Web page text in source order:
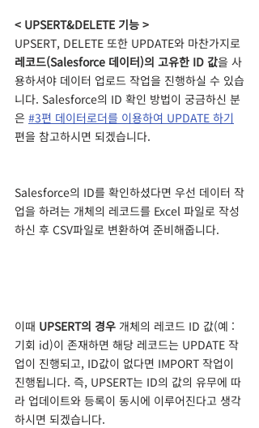
< UPSERT&DELETE 기능 >
UPSERT, DELETE 또한 UPDATE와 마찬가지로
레코드(Salesforce 데이터)의 고유한 ID 값을 사
용하셔야 데이터 업로드 작업을 진행하실 수 있습
니다. Salesforce의 ID 확인 방법이 궁금하신 분
은 #3편 데이터로더를 이용하여 UPDATE 하기
편을 참고하시면 되겠습니다.
Salesforce의 ID를 확인하셨다면 우선 데이터 작
업을 하려는 개체의 레코드를 Excel 파일로 작성
하신 후 CSV파일로 변환하여 준비해줍니다.
이때 UPSERT의 경우 개체의 레코드 ID 값(예 :
기회 id)이 존재하면 해당 레코드는 UPDATE 작
업이 진행되고, ID값이 없다면 IMPORT 작업이
진행됩니다. 즉, UPSERT는 ID의 값의 유무에 따
라 업데이트와 등록이 동시에 이루어진다고 생각
하시면 되겠습니다.